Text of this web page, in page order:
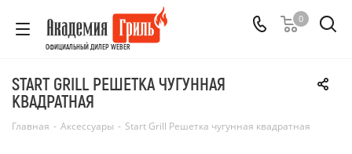
ОФИЦИАЛЬНЫЙ ДИЛЕР WEBER
0
START GRILL РЕШЕТКА ЧУГУННАЯ
КВАДРАТНАЯ
Главная - Аксессуары - Start Grill Решетка чугунная квадратная